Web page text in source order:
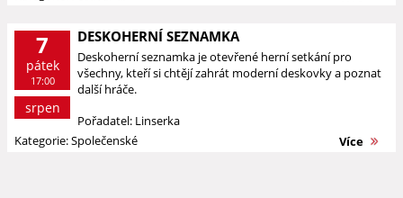
7
pátek
17:00
srpen
DESKOHERNÍ SEZNAMKA
Deskoherní seznamka je otevřené herní setkání pro
všechny, kteří si chtějí zahrát moderní deskovky a poznat
další hráče.
Pořadatel: Linserka
Kategorie: Společenské
Více